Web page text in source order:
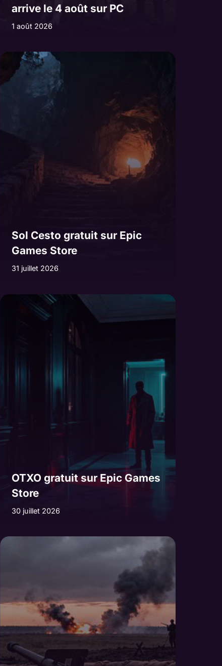
arrive le 4 août sur PC
1 août 2026
Sol Cesto gratuit sur Epic
Games Store
31 juillet 2026
OTXO gratuit sur Epic Games
Store
30 juillet 2026